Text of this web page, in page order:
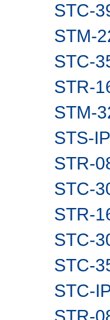
STC-
STM-
STC-
STR-
STM-
STS-
STR-
STC-
STR-
STC-
STC-
STC-